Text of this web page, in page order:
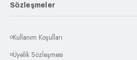
Sözleşmeler
Kullanım Koşulları
Üyelik Sözleşmesi